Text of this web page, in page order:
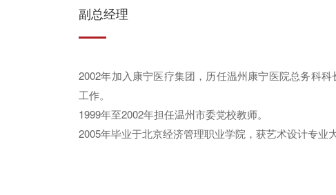
副总经理
2002年加入康宁医疗集团，历任温州康宁医院总务科
工作。
1999年至2002年担任温州市委党校教师。
2005年毕业于北京经济管理职业学院，获艺术设计专业